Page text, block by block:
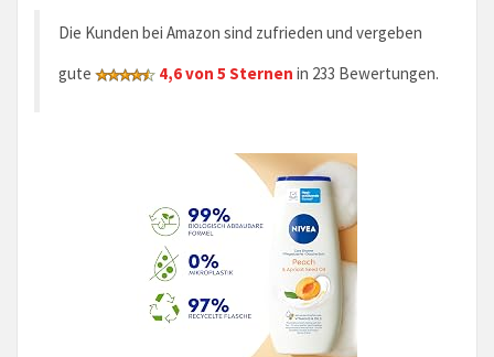
Die Kunden bei Amazon sind zufrieden und vergeben
gute
4,6 von 5 Sternen in 233 Bewertungen.